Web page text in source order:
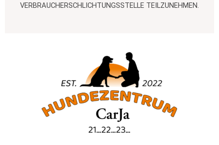
VERBRAUCHERSCHLICHTUNGSSTELLE TEILZUNEHMEN.